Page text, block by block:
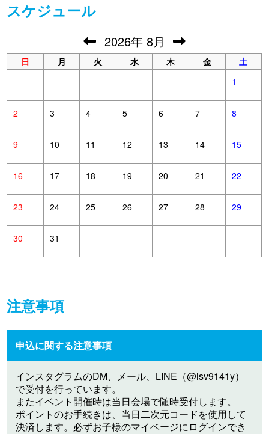
スケジュール
2026年 8月
日 月 火 水 木 金
土
1
2 3 4 5 6 7 8
9 10 11 12 13 14 15
16 17 18 19 20 21 22
23 24 25 26 27 28 29
30 31
注意事項
申込に関する注意事項
インスタグラムのDM、メール、LINE（@lsv9141y）
で受付を行っています。
またイベント開催時は当日会場で随時受付します。
ポイントのお手続きは、当日二次元コードを使用して
決済します。必ずお子様のマイベージにログインでき